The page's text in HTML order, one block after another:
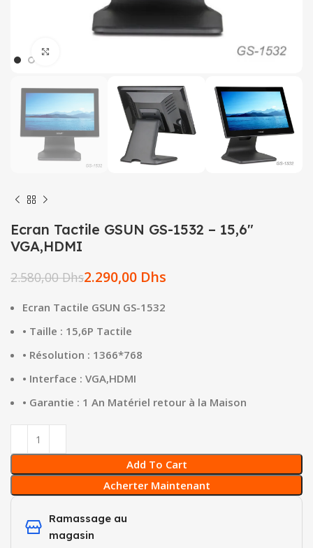
Ecran Tactile GSUN GS-1532 – 15,6″
VGA,HDMI
2.580,00Dhs2.290,00 Dhs
Ecran Tactile GSUN GS-1532
• Taille : 15,6P Tactile
• Résolution : 1366*768
• Interface : VGA,HDMI
• Garantie : 1 An Matériel retour à la Maison
Add To Cart
Acherter Maintenant
Ramassage au
magasin